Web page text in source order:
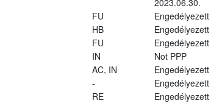
FU Engedélyezett
HB Engedélyezett
FU Engedélyezett
IN Not PPP
AC, IN Engedélyezett
- Engedélyezett
RE Engedélyezett